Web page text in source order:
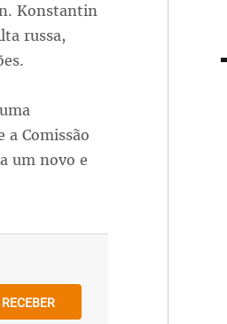
Konstantin
russa,
a Comissão
um novo e
RECEBER